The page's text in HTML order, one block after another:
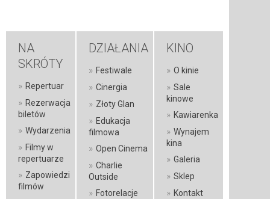
NA
SKRÓTY
» Repertuar
» Rezerwacja
biletów
» Wydarzenia
» Filmy w
repertuarze
» Zapowiedzi
filmów
DZIAŁANIA
» Festiwale
» Cinergia
» Złoty Glan
» Edukacja
filmowa
» Open Cinema
» Charlie
Outside
» Fotorelacje
KINO
» O kinie
» Sale
kinowe
» Kawiarenka
» Wynajem
kina
» Galeria
» Sklep
» Kontakt